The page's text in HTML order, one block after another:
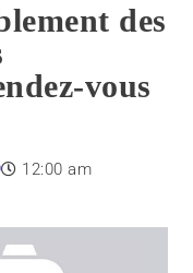
des
vous
12:00 am